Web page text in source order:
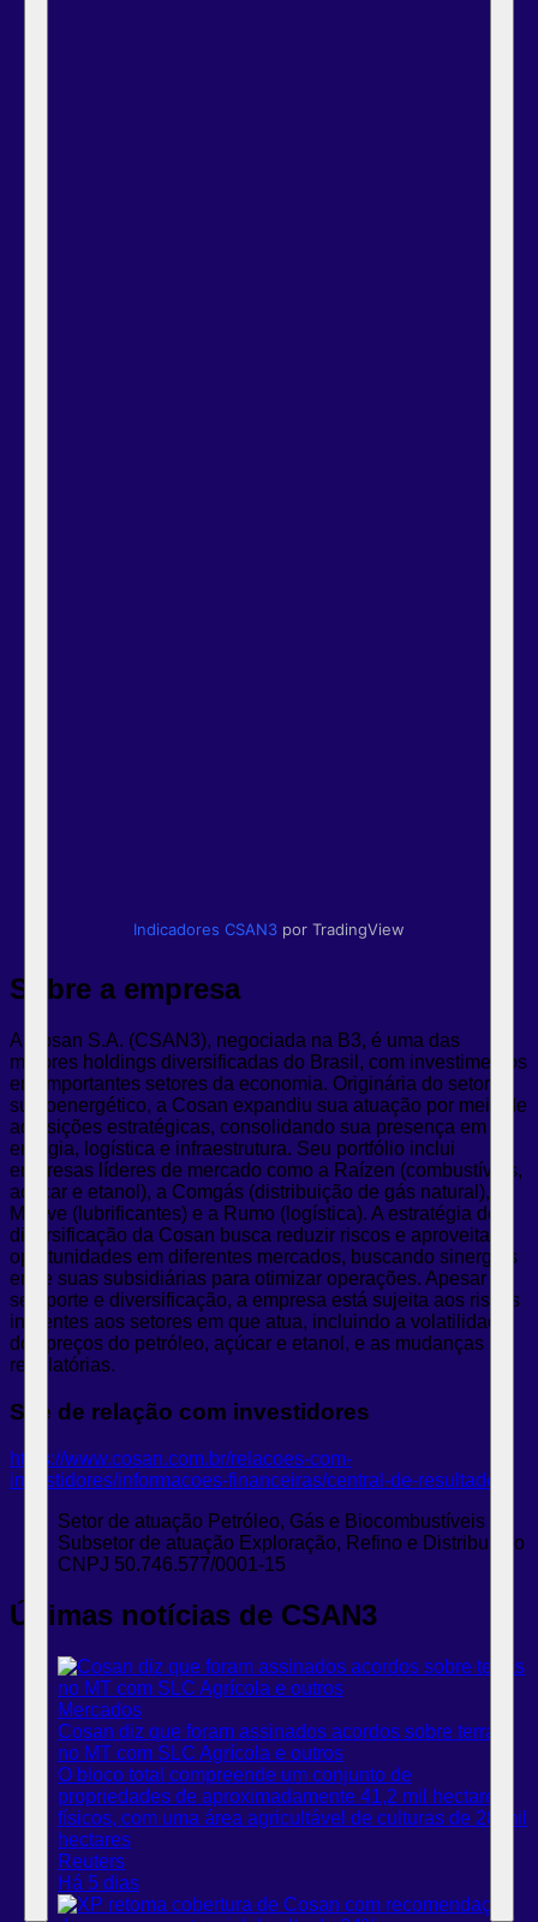
Indicadores CSAN3 por TradingView
Sobre a empresa
A Cosan S.A. (CSAN3), negociada na B3, é uma das
maiores holdings diversificadas do Brasil, com investimentos
em importantes setores da economia. Originária do setor
sucroenergético, a Cosan expandiu sua atuação por meio de
aquisições estratégicas, consolidando sua presença em
energia, logística e infraestrutura. Seu portfólio inclui
empresas líderes de mercado como a Raízen (combustíveis,
açúcar e etanol), a Comgás (distribuição de gás natural), a
Moove (lubrificantes) e a Rumo (logística). A estratégia de
diversificação da Cosan busca reduzir riscos e aproveitar
oportunidades em diferentes mercados, buscando sinergias
entre suas subsidiárias para otimizar operações. Apesar de
seu porte e diversificação, a empresa está sujeita aos riscos
inerentes aos setores em que atua, incluindo a volatilidade
dos preços do petróleo, açúcar e etanol, e as mudanças
regulatórias.
Site de relação com investidores
https://www.cosan.com.br/relacoes-com-
investidores/informacoes-financeiras/central-de-resultados/
Setor de atuação Petróleo, Gás e Biocombustíveis
Subsetor de atuação Exploração, Refino e Distribuição
CNPJ 50.746.577/0001-15
Últimas notícias de CSAN3
Mercados
Cosan diz que foram assinados acordos sobre terras
no MT com SLC Agrícola e outros
O bloco total compreende um conjunto de
propriedades de aproximadamente 41,2 mil hectares
físicos, com uma área agricultável de culturas de 28 mil
hectares
Reuters
Há 5 dias